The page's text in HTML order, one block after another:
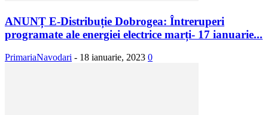
ANUNȚ E-Distribuție Dobrogea: Întreruperi
programate ale energiei electrice marți- 17 ianuarie...
PrimariaNavodari - 18 ianuarie, 2023 0